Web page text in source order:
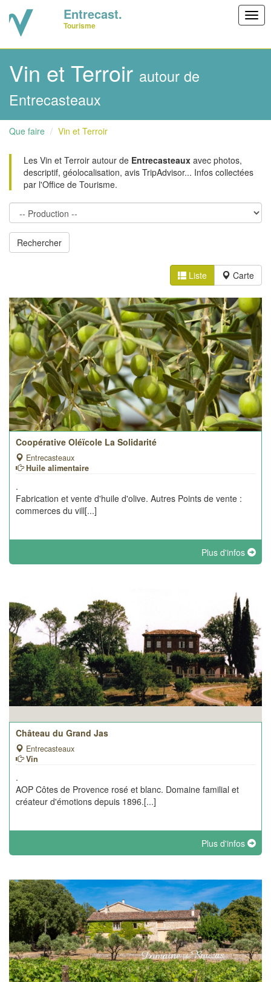
Entrecast.
Tourisme
Vin et Terroir autour de
Entrecasteaux
Que faire Vin et Terroir
Les Vin et Terroir autour de Entrecasteaux avec photos,
descriptif, géolocalisation, avis TripAdvisor... Infos collectées
par l'Office de Tourisme.
Liste Carte
Coopérative Oléïcole La Solidarité
Entrecasteaux
Huile alimentaire
.
Fabrication et vente d'huile d'olive. Autres Points de vente :
commerces du vill[...]
Plus d'infos
Château du Grand Jas
Entrecasteaux
Vin
.
AOP Côtes de Provence rosé et blanc. Domaine familial et
créateur d'émotions depuis 1896.[...]
Plus d'infos